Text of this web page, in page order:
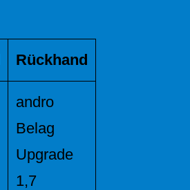
Rückhand
andro
Belag
Upgrade
1,7